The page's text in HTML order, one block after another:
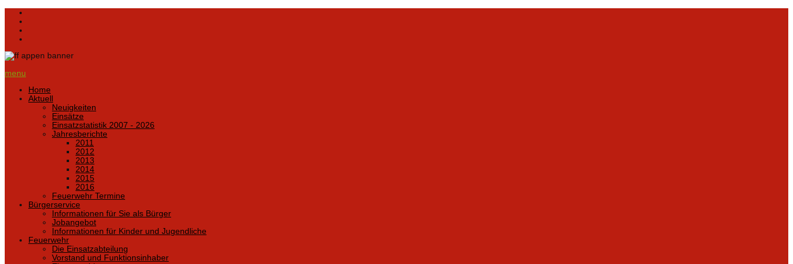
menu
Home
Aktuell
Neuigkeiten
Einsätze
Einsatzstatistik 2007 - 2026
Jahresberichte
2011
2012
2013
2014
2015
2016
Feuerwehr Termine
Bürgerservice
Informationen für Sie als Bürger
Jobangebot
Informationen für Kinder und Jugendliche
Feuerwehr
Die Einsatzabteilung
Vorstand und Funktionsinhaber